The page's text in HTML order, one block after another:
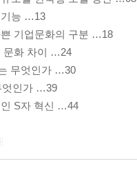
기능 …13
기업문화의 구분 …18
문화 차이 …24
무엇인가 …30
엇인가 …39
S자 혁신 …44